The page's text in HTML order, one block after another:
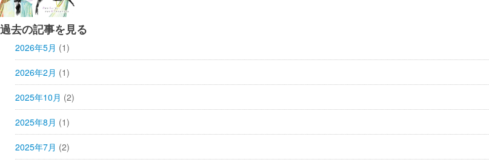
過去の記事を見る
2026年5月 (1)
2026年2月 (1)
2025年10月 (2)
2025年8月 (1)
2025年7月 (2)